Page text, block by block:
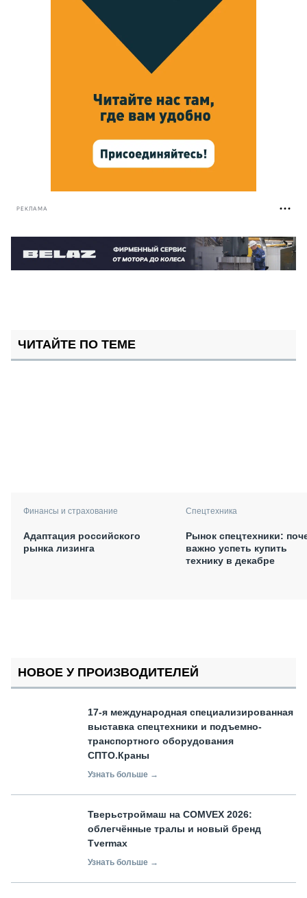
РЕКЛАМА
ЧИТАЙТЕ ПО ТЕМЕ
Финансы и страхование
Адаптация российского
рынка лизинга
Спецтехника
Рынок спецтехники:
важно успеть купить
технику в декабре
НОВОЕ У ПРОИЗВОДИТЕЛЕЙ
17-я международная специализированная
выставка спецтехники и подъемно-
транспортного оборудования
СПТО.Краны
Узнать больше →
Тверьстроймаш на COMVEX 2026:
облегчённые тралы и новый бренд
Tvermax
Узнать больше →